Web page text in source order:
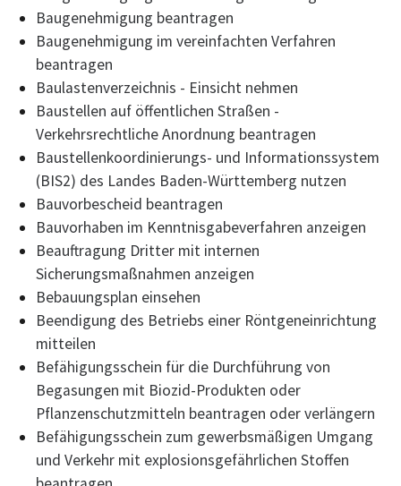
Baugenehmigung beantragen
Baugenehmigung im vereinfachten Verfahren
beantragen
Baulastenverzeichnis - Einsicht nehmen
Baustellen auf öffentlichen Straßen -
Verkehrsrechtliche Anordnung beantragen
Baustellenkoordinierungs- und Informationssystem
(BIS2) des Landes Baden-Württemberg nutzen
Bauvorbescheid beantragen
Bauvorhaben im Kenntnisgabeverfahren anzeigen
Beauftragung Dritter mit internen
Sicherungsmaßnahmen anzeigen
Bebauungsplan einsehen
Beendigung des Betriebs einer Röntgeneinrichtung
mitteilen
Befähigungsschein für die Durchführung von
Begasungen mit Biozid-Produkten oder
Pflanzenschutzmitteln beantragen oder verlängern
Befähigungsschein zum gewerbsmäßigen Umgang
und Verkehr mit explosionsgefährlichen Stoffen